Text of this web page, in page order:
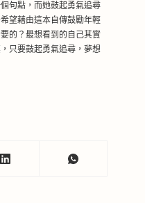
句點，而她鼓起勇氣追尋
望藉由這本自傳鼓勵年輕
的？最想看到的自己其實
只要鼓起勇氣追尋，夢想